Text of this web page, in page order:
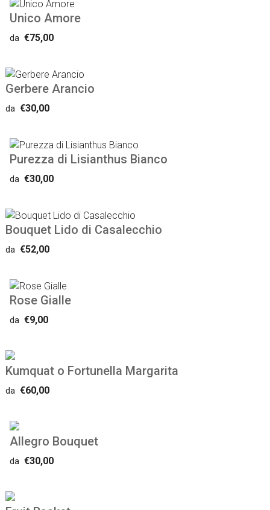
Unico Amore
da €75,00
Gerbere Arancio
da€30,00
Purezza di Lisianthus Bianco
da €30,00
Bouquet Lido di Casalecchio
da€52,00
Rose Gialle
da €9,00
Kumquat o Fortunella Margarita
da€60,00
Allegro Bouquet
da €30,00